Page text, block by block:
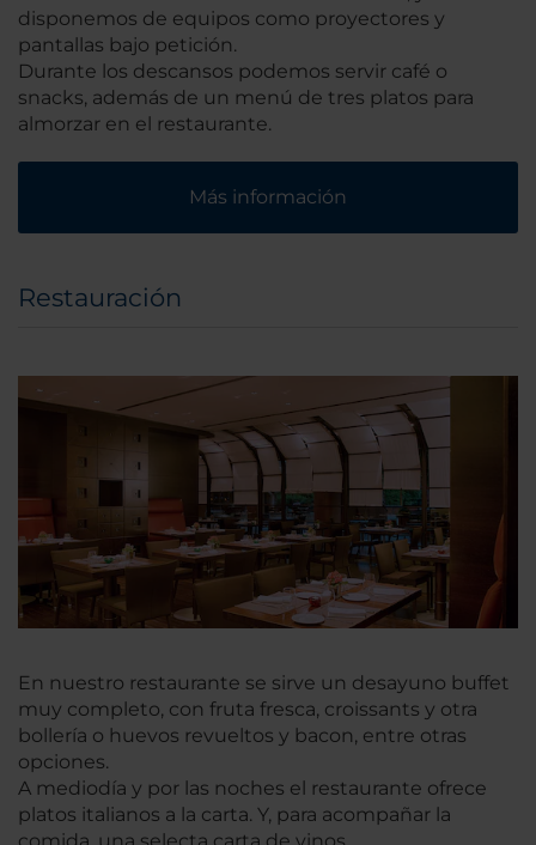
disponemos de equipos como proyectores y
pantallas bajo petición.
Durante los descansos podemos servir café o
snacks, además de un menú de tres platos para
almorzar en el restaurante.
Más información
Restauración
En nuestro restaurante se sirve un desayuno buffet
muy completo, con fruta fresca, croissants y otra
bollería o huevos revueltos y bacon, entre otras
opciones.
A mediodía y por las noches el restaurante ofrece
platos italianos a la carta. Y, para acompañar la